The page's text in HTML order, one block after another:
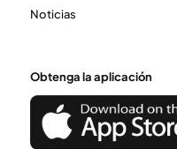
Noticias
Obtenga la aplicación